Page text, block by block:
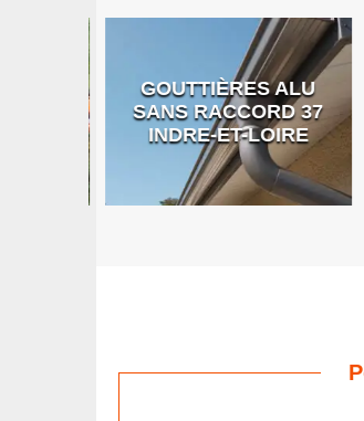
GOUTTIÈRES ALU
SANS RACCORD 37
INDRE-ET-LOIRE